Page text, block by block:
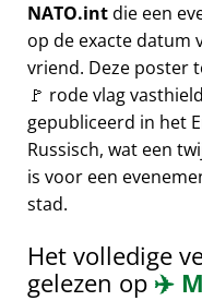
NATO.intdie een
op de exacte datum
vriend. Deze poster
🚩 rode vlag
gepubliceerd in het
Russisch, wat een
is voor een
stad.
Het volledige
gelezen op ✈️